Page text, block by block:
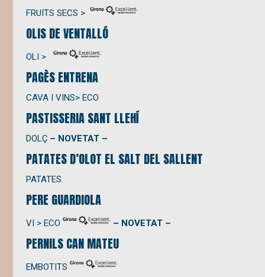
FRUITS SECS >
OLIS DE VENTALLÓ
OLI >
PAGÈS ENTRENA
CAVA I VINS> ECO
PASTISSERIA SANT LLEHÍ
DOLÇ– NOVETAT –
PATATES D’OLOT EL SALT DEL SALLENT
PATATES
PERE GUARDIOLA
VI > ECO – NOVETAT –
PERNILS CAN MATEU
EMBOTITS